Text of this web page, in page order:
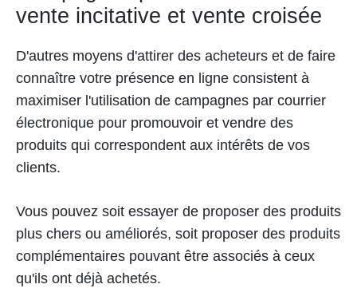
vente incitative et vente croisée
D'autres moyens d'attirer des acheteurs et de faire
connaître votre présence en ligne consistent à
maximiser l'utilisation de campagnes par courrier
électronique pour promouvoir et vendre des
produits qui correspondent aux intérêts de vos
clients.
Vous pouvez soit essayer de proposer des produits
plus chers ou améliorés, soit proposer des produits
complémentaires pouvant être associés à ceux
qu'ils ont déjà achetés.